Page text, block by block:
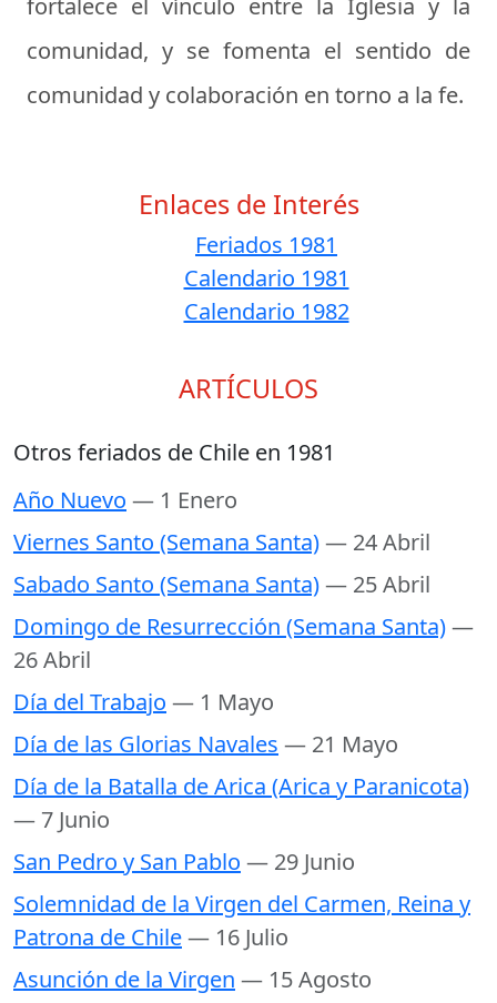
fortalece el vínculo entre la Iglesia y la
comunidad, y se fomenta el sentido de
comunidad y colaboración en torno a la fe.
Enlaces de Interés
Feriados 1981
Calendario 1981
Calendario 1982
ARTÍCULOS
Otros feriados de Chile en 1981
Año Nuevo — 1 Enero
Viernes Santo (Semana Santa)— 24 Abril
Sabado Santo (Semana Santa)— 25 Abril
Domingo de Resurrección (Semana Santa)—
26 Abril
Día del Trabajo — 1 Mayo
Día de las Glorias Navales — 21 Mayo
Día de la Batalla de Arica (Arica y Paranicota)
— 7 Junio
San Pedro y San Pablo — 29 Junio
Solemnidad de la Virgen del Carmen, Reina y
Patrona de Chile— 16 Julio
Asunción de la Virgen — 15 Agosto